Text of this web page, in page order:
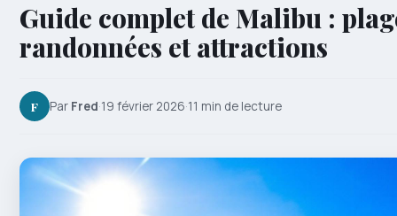
Guide complet de Malibu :
randonnées et attractions
F Par Fred·19 février 2026·11 min de lecture